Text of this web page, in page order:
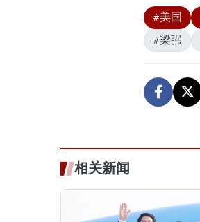
#美国
#梁强
相关新闻